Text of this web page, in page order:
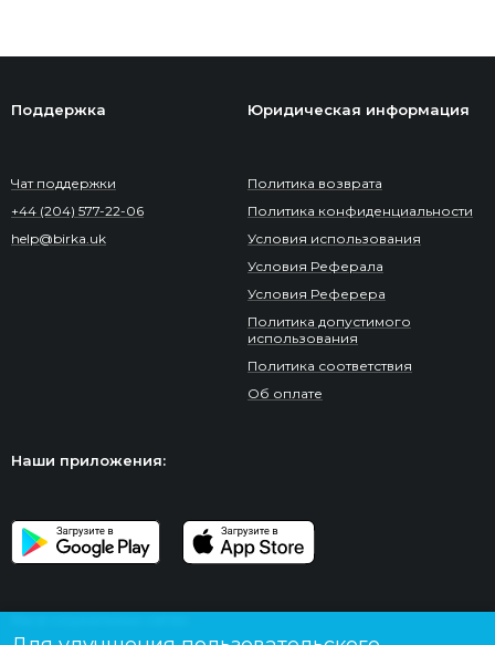
Поддержка
Чат поддержки
+44 (204) 577-22-06
help@birka.uk
Юридическая информация
Политика возврата
Политика конфиденциальности
Условия использования
Условия Реферала
Условия Реферера
Политика допустимого
использования
Политика соответствия
Об оплате
Наши приложения: